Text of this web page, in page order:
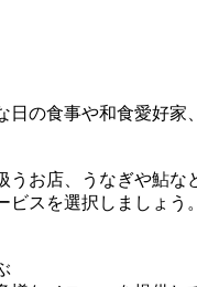
の食事や和食愛好
お店、うなぎや鮎
スを選択しましょう。